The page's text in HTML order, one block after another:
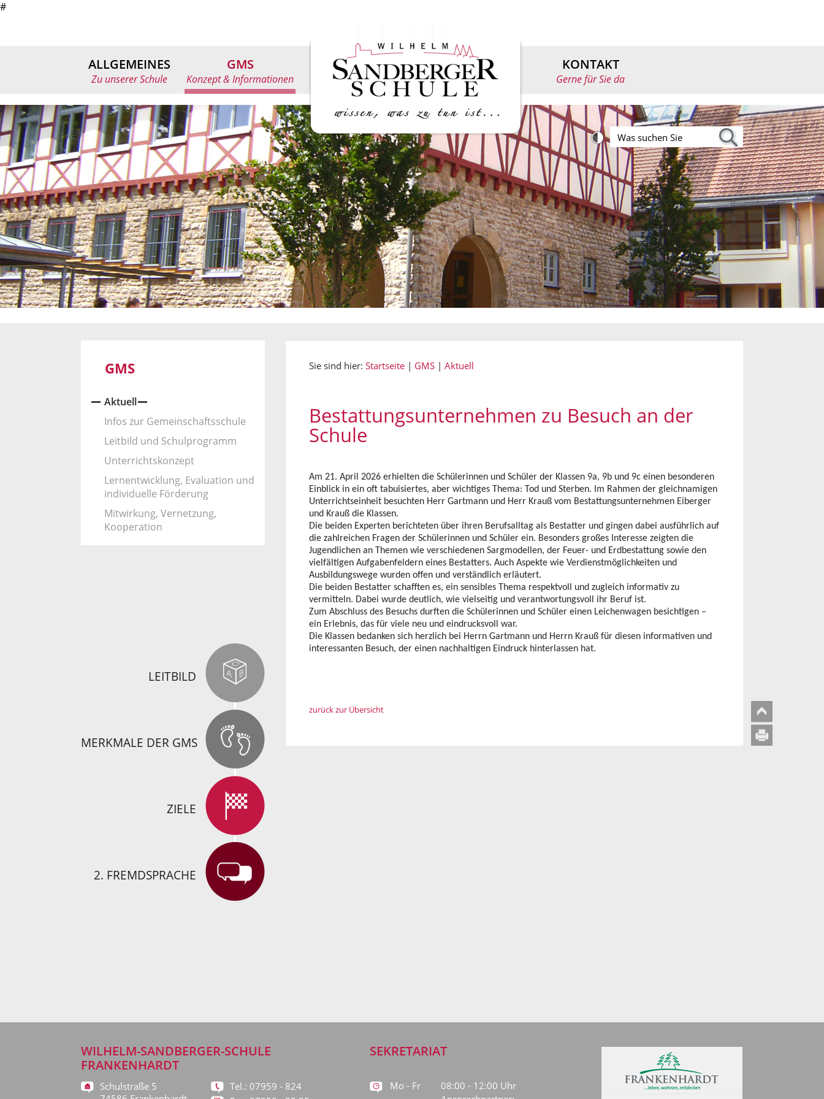
#
ALLGEMEINES
Zu unserer Schule
GMS
Konzept & Informationen
KONTAKT
Gerne für Sie da
GMS
Aktuell
Infos zur Gemeinschaftsschule
Leitbild und Schulprogramm
Unterrichtskonzept
Lernentwicklung, Evaluation und
individuelle Förderung
Mitwirkung, Vernetzung,
Kooperation
LEITBILD
MERKMALE DER GMS
ZIELE
2. FREMDSPRACHE
Sie sind hier: Startseite| GMS| Aktuell
Bestattungsunternehmen zu Besuch an der
Schule
Am 21. April 2026 erhielten die Schülerinnen und Schüler der Klassen 9a, 9b und 9c einen besonderen
Einblick in ein oft tabuisiertes, aber wichtiges Thema: Tod und Sterben. Im Rahmen der gleichnamigen
Unterrichtseinheit besuchten Herr Gartmann und Herr Krauß vom Bestattungsunternehmen Eiberger
und Krauß die Klassen.
Die beiden Experten berichteten über ihren Berufsalltag als Bestatter und gingen dabei ausführlich auf
die zahlreichen Fragen der Schülerinnen und Schüler ein. Besonders großes Interesse zeigten die
Jugendlichen an Themen wie verschiedenen Sargmodellen, der Feuer- und Erdbestattung sowie den
vielfältigen Aufgabenfeldern eines Bestatters. Auch Aspekte wie Verdienstmöglichkeiten und
Ausbildungswege wurden offen und verständlich erläutert.
Die beiden Bestatter schafften es, ein sensibles Thema respektvoll und zugleich informativ zu
vermitteln. Dabei wurde deutlich, wie vielseitig und verantwortungsvoll ihr Beruf ist.
Zum Abschluss des Besuchs durften die Schülerinnen und Schüler einen Leichenwagen besichtigen –
ein Erlebnis, das für viele neu und eindrucksvoll war.
Die Klassen bedanken sich herzlich bei Herrn Gartmann und Herrn Krauß für diesen informativen und
interessanten Besuch, der einen nachhaltigen Eindruck hinterlassen hat.
zurück zur Übersicht
WILHELM-SANDBERGER-SCHULE
FRANKENHARDT
Schulstraße 5
Tel.: 07959 - 824
SEKRETARIAT
Mo - Fr
08:00 - 12:00 Uhr